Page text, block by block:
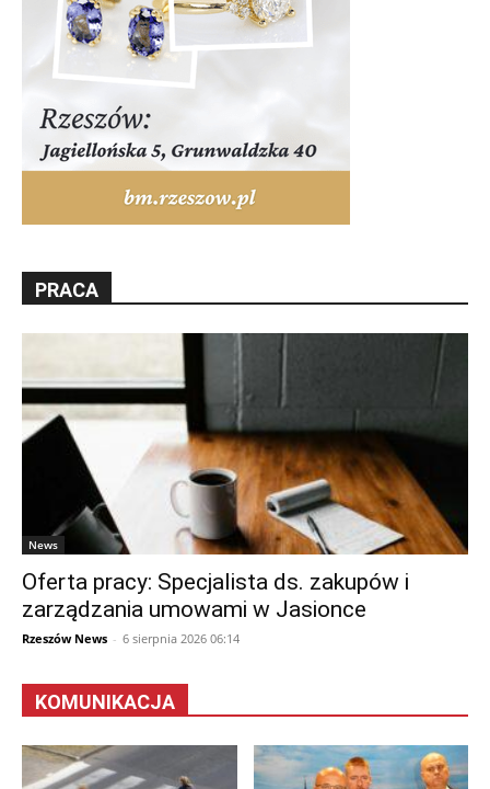
PRACA
News
Oferta pracy: Specjalista ds. zakupów i
zarządzania umowami w Jasionce
Rzeszów News - 6 sierpnia 2026 06:14
KOMUNIKACJA